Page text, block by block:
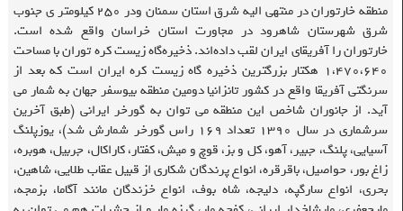
منطقه خارتوران در منتهی الیه شرق استان سمنان ودر ۲۵۰ کیلومتر ی جنوب
شرق شهرستان شاهرود در مجاورت استان خراسان واقع شده است.
خارتوران را آفریقای ایران لقب داده‌اند. ذخیره‌گاه زیست کره توران با مساحت
۱،۴۷۰،۶۴۰ هکتار بزرگترین ذخیره گاه زیست کره ایران است که بعد از
سرنگتی آفریقا واقع در کشور تانزانیا دومین منطقه بیوسفر جهان به شمار می
آید. از جانوران شاخص این منطقه می توان به گورخر ایرانی (طبق آخرین
سرشماری در سال ۱۳۹۰ تعداد ۱۶۹ راس گورخر شمارش شد)، یوزپلنگ
آسیایی، پلنگ، جبیر، آهو، کل و بز، قوچ و میش، کفتار، کاراکال، جربیل، هوبره،
زاغ بور، حواصیل، باقرقره، انواع پرندگان شکاری از قبیل عقاب طلایی، شاهین،
بحری، انواع ‌سارگپه، د‌لیجه، شاه بوف، انواع خزندگان مانند آگاما، بزمجه،